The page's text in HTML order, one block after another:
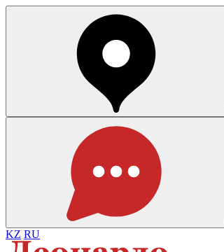
KZ RU